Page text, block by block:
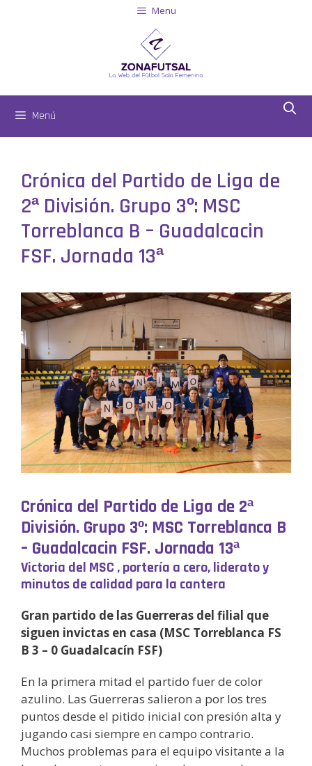
Menu
Menú
Crónica del Partido de Liga de
2ª División. Grupo 3º: MSC
Torreblanca B – Guadalcacin
FSF. Jornada 13ª
Crónica del Partido de Liga de 2ª
División. Grupo 3º: MSC Torreblanca B
– Guadalcacin FSF. Jornada 13ª
Victoria del MSC , portería a cero, liderato y
minutos de calidad para la cantera
Gran partido de las Guerreras del filial que
siguen invictas en casa (MSC Torreblanca FS
B 3 – 0 Guadalcacín FSF)
En la primera mitad el partido fuer de color
azulino. Las Guerreras salieron a por los tres
puntos desde el pitido inicial con presión alta y
jugando casi siempre en campo contrario.
Muchos problemas para el equipo visitante a la